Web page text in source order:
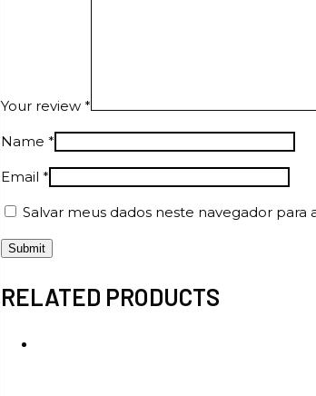
Your review *
Name *
Email *
Salvar meus dados neste navegador
RELATED PRODUCTS